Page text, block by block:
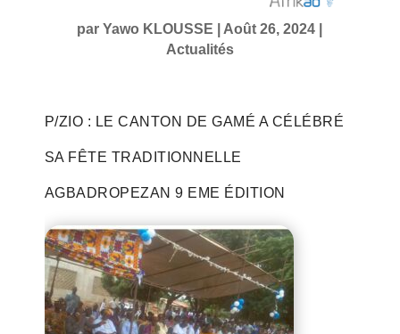
parYawo KLOUSSE Août 26, 2024
Actualités
P/ZIO : LE CANTON DE GAMÉ A CÉLÉBRÉ
SA FÊTE TRADITIONNELLE
AGBADROPEZAN 9 EME ÉDITION